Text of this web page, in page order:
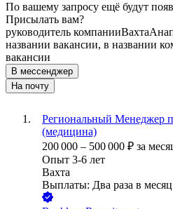
По вашему запросу ещё будут
Присылать вам?
руководитель компанииВахта
названии вакансии, в названии
вакансии
В мессенджер
На почту
Региональный Менеджер
(медицина)
200 000 – 500 000 ₽ за
Опыт 3-6 лет
Вахта
Выплаты: Два раза в месяц